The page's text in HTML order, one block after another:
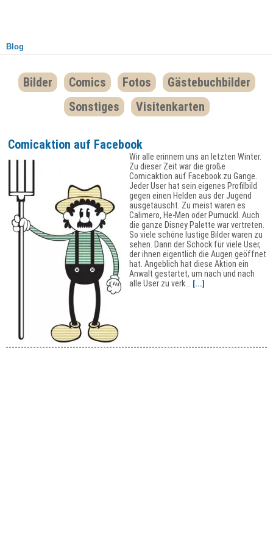
Blog
Bilder Comics Fotos
Gästebuchbilder
Sonstiges
Visitenkarten
Comicaktion auf Facebook
Wir alle erinnern uns an letzten Winter.
Zu dieser Zeit war die große
Comicaktion auf Facebook zu Gange.
Jeder User hat sein eigenes Profilbild
gegen einen Helden aus der Jugend
ausgetauscht. Zu meist waren es
Calimero, He-Men oder Pumuckl. Auch
die ganze Disney Palette war vertreten.
So viele schöne lustige Bilder waren zu
sehen. Dann der Schock für viele User,
der ihnen eigentlich die Augen geöffnet
hat. Angeblich hat diese Aktion ein
Anwalt gestartet, um nach und nach
alle User zu verk...
[...]